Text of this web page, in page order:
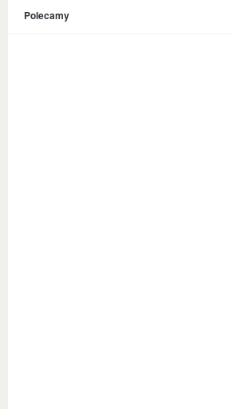
Polecamy